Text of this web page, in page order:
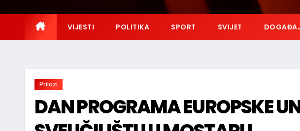
VIJESTI POLITIKA SPORT SVIJET
Prilozi
DAN PROGRAMA EUROPSKE